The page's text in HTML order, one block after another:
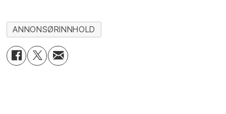
ANNONSØRINNHOLD